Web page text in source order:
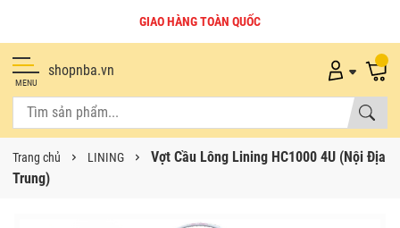
GIAO HÀNG TOÀN QUỐC
MENU
shopnba.vn
Trang chủ LINING
Vợt Cầu Lông Lining HC1000 4U (Nội Địa
Trung)